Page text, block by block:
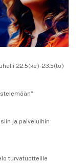
22.5(ke)-23.5(to)
ja palveluihin
turvatuotteille